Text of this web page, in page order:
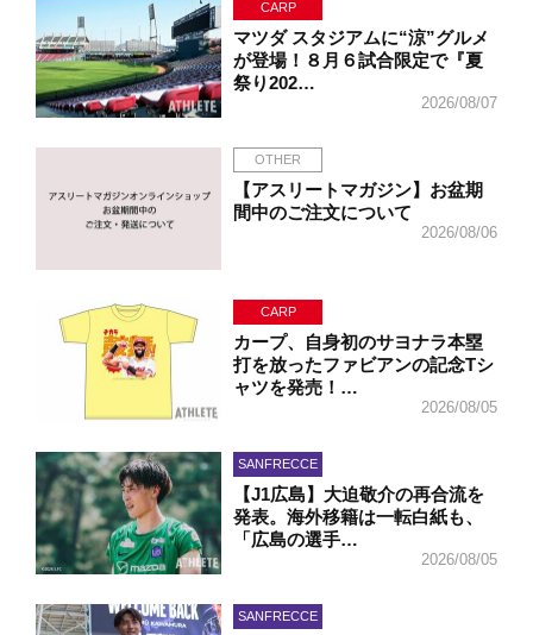
CARP
マツダ スタジアムに“涼”グルメ
が登場！８月６試合限定で『夏
祭り202…
2026/08/07
OTHER
【アスリートマガジン】お盆期
間中のご注文について
2026/08/06
CARP
カープ、自身初のサヨナラ本塁
打を放ったファビアンの記念Tシ
ャツを発売！…
2026/08/05
SANFRECCE
【J1広島】大迫敬介の再合流を
発表。海外移籍は一転白紙も、
「広島の選手…
2026/08/05
SANFRECCE